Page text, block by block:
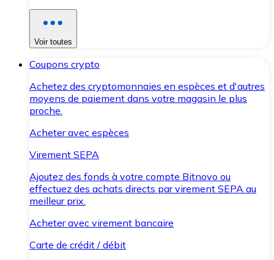
Voir toutes
Coupons crypto
Achetez des cryptomonnaies en espèces et d'autres
moyens de paiement dans votre magasin le plus
proche.
Acheter avec espèces
Virement SEPA
Ajoutez des fonds à votre compte Bitnovo ou
effectuez des achats directs par virement SEPA au
meilleur prix.
Acheter avec virement bancaire
Carte de crédit / débit